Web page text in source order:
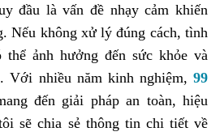
đầu là vấn đề nhạy cảm khiến
Nếu không xử lý đúng cách, tình
thể ảnh hưởng đến sức khỏe và
Với nhiều năm kinh nghiệm, 99
đến giải pháp an toàn, hiệu
sẽ chia sẻ thông tin chi tiết về